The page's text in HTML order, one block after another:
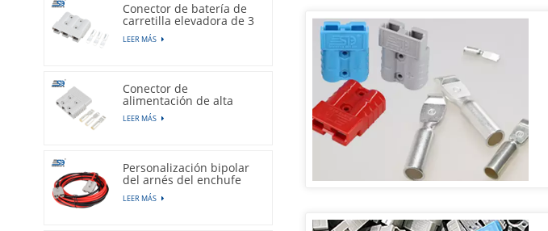
Conector de batería de
carretilla elevadora de 3
polos, 50A, 600V,
enchufe gris
LEER MÁS
Conector de
alimentación de alta
corriente de la carretilla
elevadora eléctrica
LEER MÁS
Personalización bipolar
del arnés del enchufe
del conector de la
batería del vehículo
LEER MÁS